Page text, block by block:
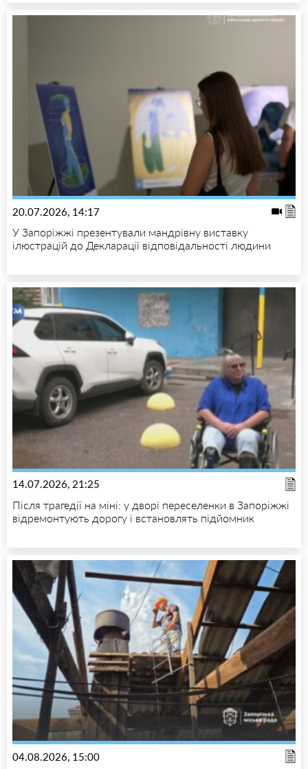
20.07.2026, 14:17
У Запоріжжі презентували мандрівну виставку
ілюстрацій до Декларації відповідальності людини
14.07.2026, 21:25
Після трагедії на міні: у дворі переселенки в Запоріжжі
відремонтують дорогу і встановлять підйомник
04.08.2026, 15:00